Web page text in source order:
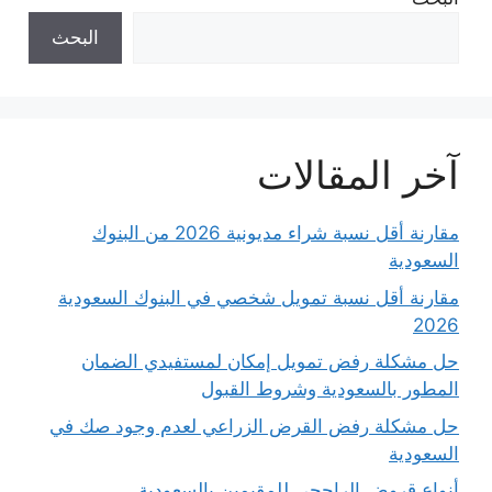
البحث
آخر المقالات
مقارنة أقل نسبة شراء مديونية 2026 من البنوك
السعودية
مقارنة أقل نسبة تمويل شخصي في البنوك السعودية
2026
حل مشكلة رفض تمويل إمكان لمستفيدي الضمان
المطور بالسعودية وشروط القبول
حل مشكلة رفض القرض الزراعي لعدم وجود صك في
السعودية